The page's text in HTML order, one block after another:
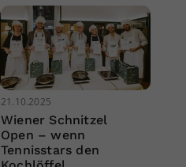
21.10.2025
Wiener Schnitzel
Open – wenn
Tennisstars den